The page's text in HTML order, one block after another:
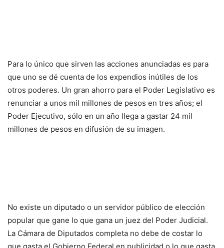
Para lo único que sirven las acciones anunciadas es para
que uno se dé cuenta de los expendios inútiles de los
otros poderes. Un gran ahorro para el Poder Legislativo es
renunciar a unos mil millones de pesos en tres años; el
Poder Ejecutivo, sólo en un año llega a gastar 24 mil
millones de pesos en difusión de su imagen.
No existe un diputado o un servidor público de elección
popular que gane lo que gana un juez del Poder Judicial.
La Cámara de Diputados completa no debe de costar lo